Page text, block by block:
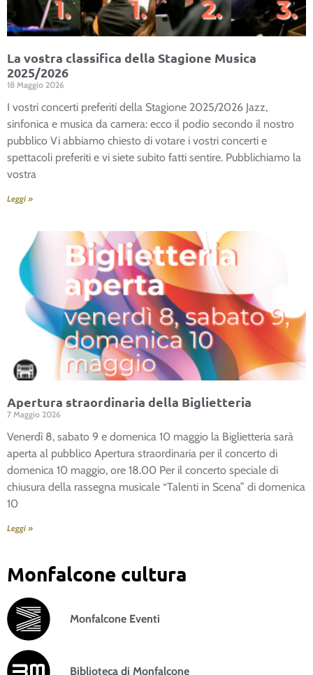
La vostra classifica della Stagione Musica
2025/2026
18 Maggio 2026
I vostri concerti preferiti della Stagione 2025/2026 Jazz,
sinfonica e musica da camera: ecco il podio secondo il nostro
pubblico Vi abbiamo chiesto di votare i vostri concerti e
spettacoli preferiti e vi siete subito fatti sentire. Pubblichiamo la
vostra
Leggi »
Apertura straordinaria della Biglietteria
7 Maggio 2026
Venerdì 8, sabato 9 e domenica 10 maggio la Biglietteria sarà
aperta al pubblico Apertura straordinaria per il concerto di
domenica 10 maggio, ore 18.00 Per il concerto speciale di
chiusura della rassegna musicale “Talenti in Scena” di domenica
10
Leggi »
Monfalcone cultura
Monfalcone Eventi
Biblioteca di Monfalcone